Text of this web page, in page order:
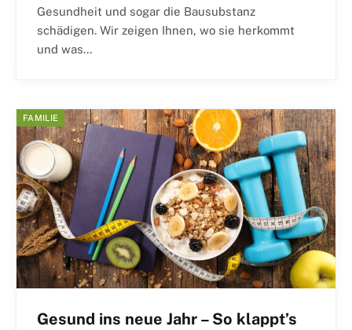
Gesundheit und sogar die Bausubstanz
schädigen. Wir zeigen Ihnen, wo sie herkommt
und was…
FAMILIE
Gesund ins neue Jahr – So klappt’s